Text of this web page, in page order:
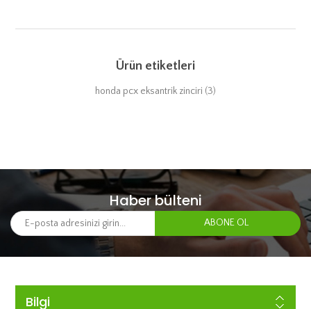
Ürün etiketleri
honda pcx eksantrik zinciri (3)
Haber bülteni
Bilgi